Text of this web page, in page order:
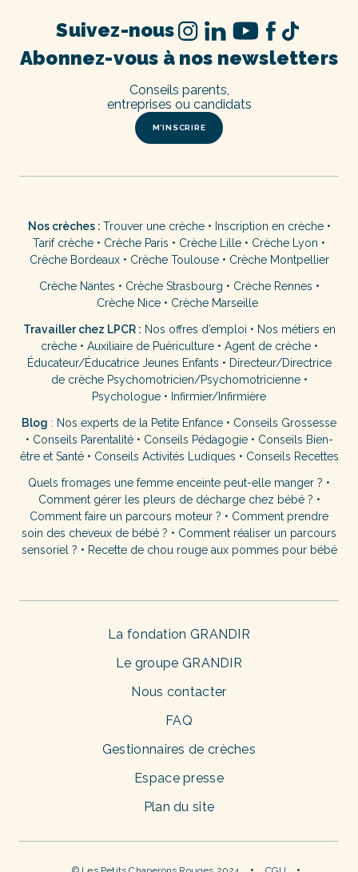
Abonnez-vous à nos newsletters
M’INSCRIRE
Conseils parents,
entreprises ou candidats
Suivez-nous
Nos crèches : Trouver une crèche• Inscription en crèche•
Tarif crèche • Crèche Paris • Crèche Lille • Crèche Lyon •
Crèche Bordeaux• Crèche Toulouse• Crèche Montpellier
Crèche Nantes • Crèche Strasbourg • Crèche Rennes •
Crèche Nice • Crèche Marseille
Travailler chez LPCR : Nos offres d’emploi • Nos métiers en
crèche• Auxiliaire de Puériculture• Agent de crèche•
Éducateur/Éducatrice Jeunes Enfants • Directeur/Directrice
de crèche Psychomotricien/Psychomotricienne•
Psychologue • Infirmier/Infirmière
Blog : Nos experts de la Petite Enfance • Conseils Grossesse
• Conseils Parentalité• Conseils Pédagogie• Conseils Bien-
être et Santé• Conseils Activités Ludiques • Conseils Recettes
Quels fromages une femme enceinte peut-elle manger ? •
Comment gérer les pleurs de décharge chez bébé ? •
Comment faire un parcours moteur ? • Comment prendre
soin des cheveux de bébé ? • Comment réaliser un parcours
sensoriel ? • Recette de chou rouge aux pommes pour bébé
La fondation GRANDIR
Le groupe GRANDIR
Nous contacter
FAQ
Gestionnaires de crèches
Espace presse
Plan du site